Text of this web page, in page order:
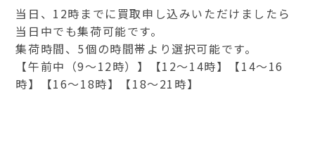
当日、12時までに買取申し込みいただけましたら
当日中でも集荷可能です。
集荷時間、5個の時間帯より選択可能です。
【午前中（9～12時）】【12～14時】【14～16
時】【16～18時】【18～21時】